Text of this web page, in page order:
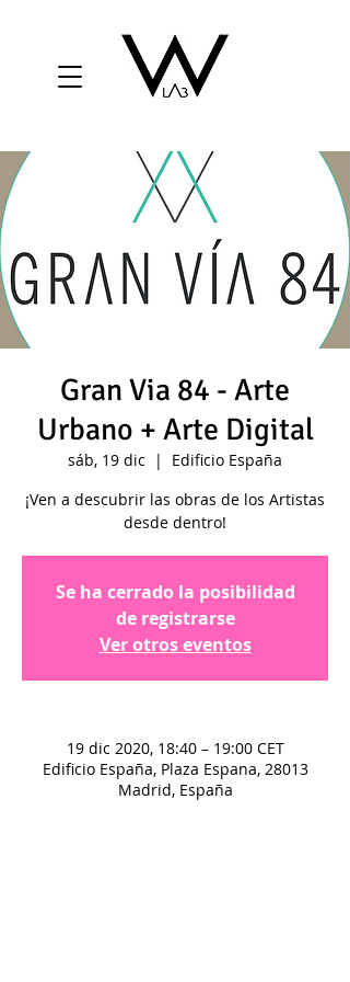
Gran Via 84 - Arte
Urbano + Arte Digital
sáb, 19 dic
  |
Edificio España
¡Ven a descubrir las obras de los Artistas
desde dentro!
Se ha cerrado la posibilidad
de registrarse
Ver otros eventos
19 dic 2020, 18:40 – 19:00 CET
Edificio España, Plaza Espana, 28013
Madrid, España